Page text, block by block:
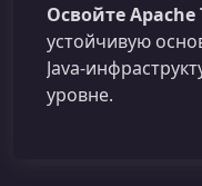
Освойте Apache
устойчивую
уровне.